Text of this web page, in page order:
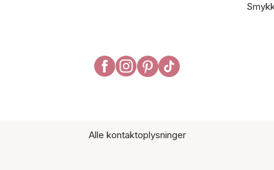
Alle kontaktoplysninger